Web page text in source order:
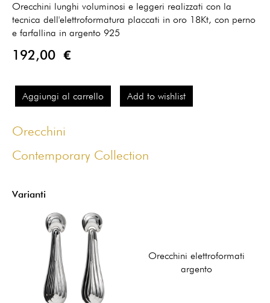
Orecchini lunghi voluminosi e leggeri realizzati con la
tecnica dell'elettroformatura placcati in oro 18Kt, con perno
e farfallina in argento 925
192,00 €
Aggiungi al carrello Add to wishlist
Orecchini
Contemporary Collection
Varianti
Orecchini elettroformati
argento